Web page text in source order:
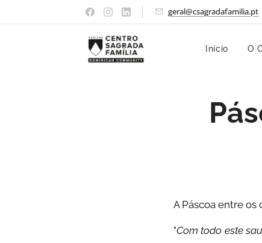
geral@csagradafamilia.pt
Início O
A Páscoa entre
"Com todo este